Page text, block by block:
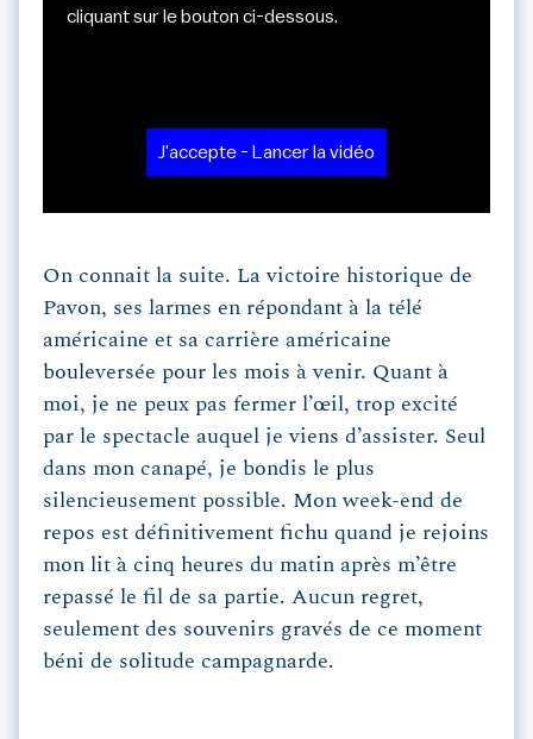
cliquant sur le bouton ci-dessous.
J'accepte - Lancer la vidéo
On connait la suite. La victoire historique de
Pavon, ses larmes en répondant à la télé
américaine et sa carrière américaine
bouleversée pour les mois à venir. Quant à
moi, je ne peux pas fermer l’œil, trop excité
par le spectacle auquel je viens d’assister. Seul
dans mon canapé, je bondis le plus
silencieusement possible. Mon week-end de
repos est définitivement fichu quand je rejoins
mon lit à cinq heures du matin après m’être
repassé le fil de sa partie. Aucun regret,
seulement des souvenirs gravés de ce moment
béni de solitude campagnarde.